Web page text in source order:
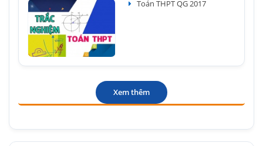
Toán THPT QG 2017
Xem thêm